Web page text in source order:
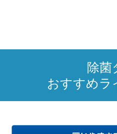
除菌
おすすめラ